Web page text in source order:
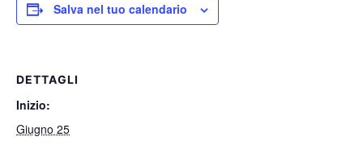
Salva nel tuo calendario
DETTAGLI
Inizio:
Giugno 25